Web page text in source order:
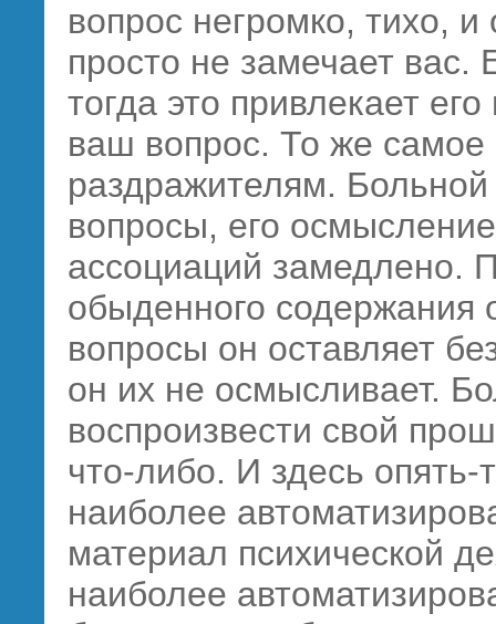
вопрос негромко, тихо, и
просто не замечает
тогда это привлекает
ваш вопрос. То же
раздражителям.
вопросы, его
ассоциаций замедлено.
обыденного содержания
вопросы он оставляет
он их не осмысливает.
воспроизвести свой
что-либо. И здесь
наиболее
материал психической
наиболее